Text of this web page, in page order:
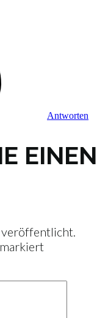
Antworten
EINEN
markiert